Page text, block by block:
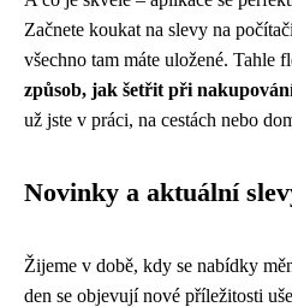
Začnete koukat na slevy na
všechno tam máte uložené. Tahle
způsob, jak šetřit při
už jste v práci, na cestách nebo
Novinky a aktuální
Žijeme v době, kdy se nabídky
den se objevují nové příležitosti